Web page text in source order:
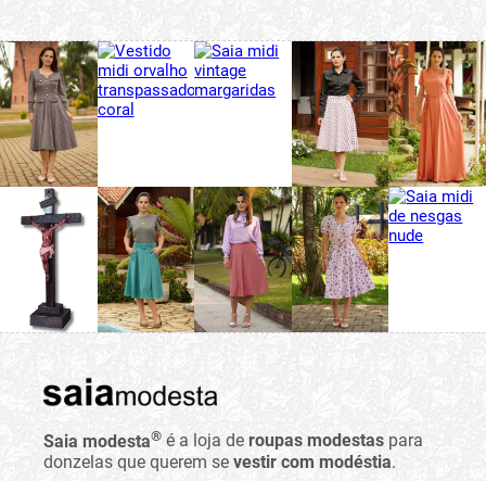
Saia modesta® é a loja de roupas modestas para
donzelas que querem se vestir com modéstia.